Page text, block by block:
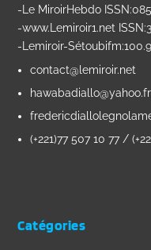
-Le MiroirHebdo
-www.Lemiroir1.net
-Lemiroir-Sétoubifm:100.9
contact@lemiroir.net
hawabadiallo@yahoo.fr
(+221)77 507 10 77 /
Catégories